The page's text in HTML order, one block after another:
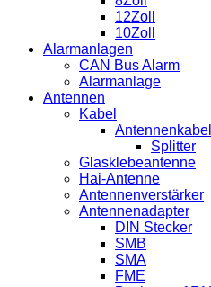
12Zoll
10Zoll
Alarmanlagen
CAN Bus Alarm
Alarmanlage
Antennen
Kabel
Splitter
Glasklebeantenne
Hai-Antenne
Antennenverstärker
Antennenadapter
DIN Stecker
SMB
SMA
FME